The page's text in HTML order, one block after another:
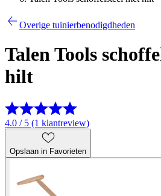
Overige tuinierbenodigdheden
Talen Tools
hilt
4.0 / 5 (1 klantreview)
Opslaan in Favorieten